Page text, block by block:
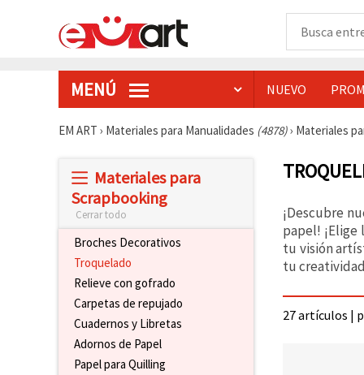
MENÚ NUEVO
EM ART › Materiales para Manualidades (4878)› Materiales
Materiales para
Scrapbooking
Cerrar todo
Broches Decorativos
Troquelado
Relieve con gofrado
Carpetas de repujado
Cuadernos y Libretas
Adornos de Papel
Papel para Quilling
¡Descubre
papel!
tu visión
tu
27 artículos |